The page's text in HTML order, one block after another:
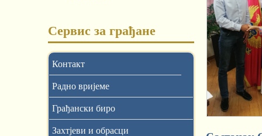
Сервис за грађане
Контакт
Радно вријеме
Грађански биро
Захтјеви и обрасци